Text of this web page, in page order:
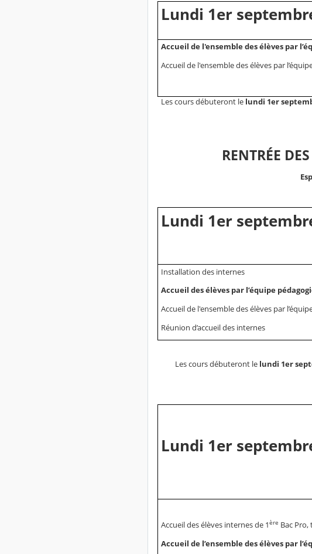
Lundi 1er
Accueil de l'ensemble des élèves par
Accueil de l'ensemble des élèves par
Les cours débuteront le lundi 1er
RENTRÉE
Lundi 1er
Installation des internes
Accueil des élèves par l’équipe
Accueil de l'ensemble des élèves par
Réunion d’accueil des internes
Les cours débuteront le lundi 1er
Lundi 1er
Accueil des élèves internes de 1ère Bac
Accueil de l’ensemble des élèves par